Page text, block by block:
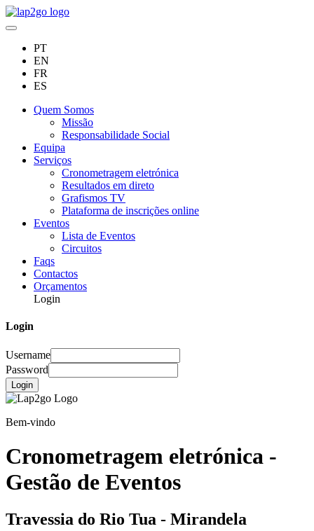
PT
EN
FR
ES
Quem Somos
Missão
Responsabilidade Social
Equipa
Serviços
Cronometragem eletrónica
Resultados em direto
Grafismos TV
Plataforma de inscrições online
Eventos
Lista de Eventos
Circuitos
Faqs
Contactos
Orçamentos
Login
Login
Username
Password
Login
Bem-vindo
Cronometragem eletrónica -
Gestão de Eventos
Travessia do Rio Tua - Mirandela